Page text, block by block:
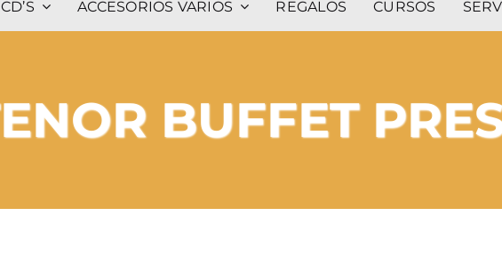
ACCESORIOS VARIOS REGALOS CURSOS
BUFFET